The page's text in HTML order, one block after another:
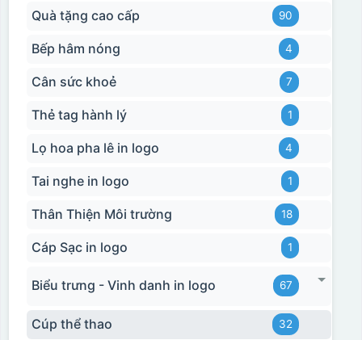
Quà tặng cao cấp 90
Bếp hâm nóng 4
Cân sức khoẻ 7
Thẻ tag hành lý 1
Lọ hoa pha lê in logo 4
Tai nghe in logo 1
Thân Thiện Môi trường 18
Cáp Sạc in logo 1
Biểu trưng - Vinh danh in logo 67
Cúp thể thao 32